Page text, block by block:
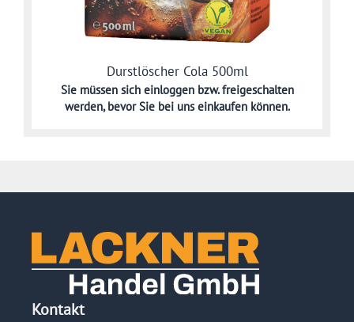
Durstlöscher Cola 500ml
Sie müssen sich einloggen bzw. freigeschalten
werden,bevor Sie bei uns einkaufen können.
Kontakt